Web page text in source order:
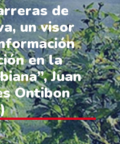
de
un visor
en la
Juan
Ontibon